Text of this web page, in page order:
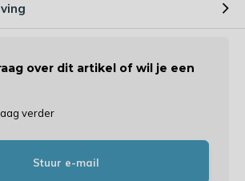
over dit artikel of wil je een
verder
Stuur e-mail